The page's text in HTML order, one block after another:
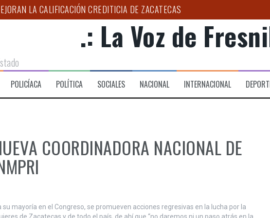
SUBSECRETARIO DE DESARROLLO SOCIAL DE FRESNILLO
AL ODONTÓLOGO PUEDE AYUDAR A DETECTAR EL BRUXISMO”: SSZ
SOLIDARIDAD Y ESPERANZA A FAMILIAS DEL HOSPITAL DE LA MUJER
CAMPAÑA ESTATAL PARA COMBATIR LA EXTORSIÓN EN EL CAMPO
JORNADA DE CIRUGÍA DE CATARATA EN EL HGZ NO. 2
.: La Voz de
POLICÍACA POLÍTICA SOCIALES NACIONAL INTERNACIONAL
COORDINADORA NACIONAL DE
su mayoría en el Congreso, se promueven acciones regresivas en la lucha por la